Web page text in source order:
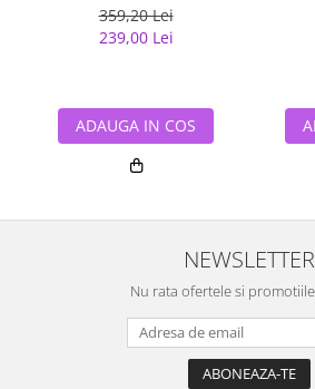
359,20 Lei
239,00 Lei
ADAUGA IN COS
NEWSLETTER
Nu rata ofertele si